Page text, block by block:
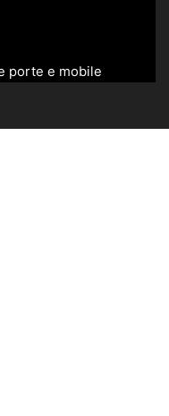
porte e mobile